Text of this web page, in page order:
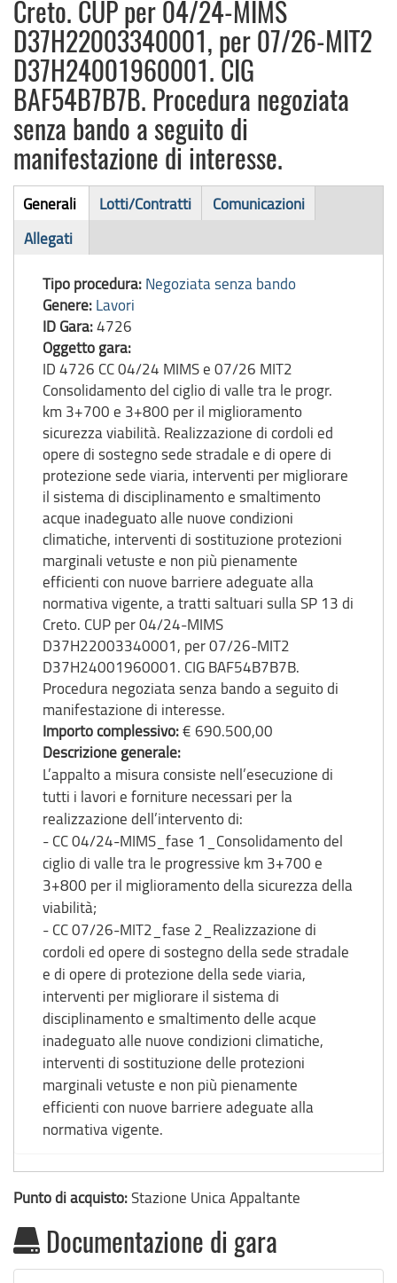
Creto. CUP per 04/24-MIMS
D37H22003340001, per 07/26-MIT2
D37H24001960001. CIG
BAF54B7B7B. Procedura negoziata
senza bando a seguito di
manifestazione di interesse.
Bando
di
Generali
attiva)
Lotti/Contratti
Comunicazioni
Allegati
Tipo procedura: Negoziata senza bando
Genere: Lavori
ID Gara:4726
Oggetto gara:
ID 4726 CC 04/24 MIMS e 07/26 MIT2
Consolidamento del ciglio di valle tra le progr.
km 3+700 e 3+800 per il miglioramento
sicurezza viabilità. Realizzazione di cordoli ed
opere di sostegno sede stradale e di opere di
protezione sede viaria, interventi per migliorare
il sistema di disciplinamento e smaltimento
acque inadeguato alle nuove condizioni
climatiche, interventi di sostituzione protezioni
marginali vetuste e non più pienamente
efficienti con nuove barriere adeguate alla
normativa vigente, a tratti saltuari sulla SP 13 di
Creto. CUP per 04/24-MIMS
D37H22003340001, per 07/26-MIT2
D37H24001960001. CIG BAF54B7B7B.
Procedura negoziata senza bando a seguito di
manifestazione di interesse.
Importo complessivo:€ 690.500,00
Descrizione generale:
L’appalto a misura consiste nell’esecuzione di
tutti i lavori e forniture necessari per la
realizzazione dell’intervento di:
- CC 04/24-MIMS_fase 1_Consolidamento del
ciglio di valle tra le progressive km 3+700 e
3+800 per il miglioramento della sicurezza della
viabilità;
- CC 07/26-MIT2_fase 2_Realizzazione di
cordoli ed opere di sostegno della sede stradale
e di opere di protezione della sede viaria,
interventi per migliorare il sistema di
disciplinamento e smaltimento delle acque
inadeguato alle nuove condizioni climatiche,
interventi di sostituzione delle protezioni
marginali vetuste e non più pienamente
efficienti con nuove barriere adeguate alla
normativa vigente.
Punto di acquisto:Stazione Unica Appaltante
Documentazione di gara